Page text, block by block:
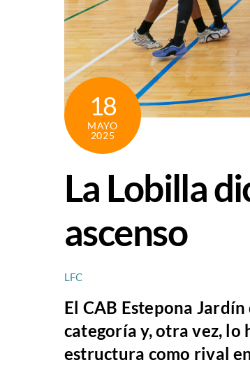
18
MAYO
2025
La Lobilla
ascenso
LFC
El CAB Estepona
categoría y, otra vez, lo
estructura como rival